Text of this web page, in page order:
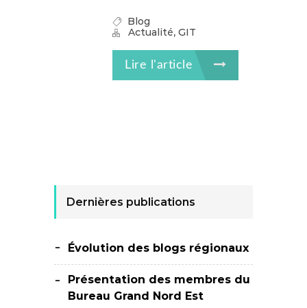
Blog
Actualité, GIT
Lire l'article
Dernières publications
Évolution des blogs régionaux
Présentation des membres du
Bureau Grand Nord Est